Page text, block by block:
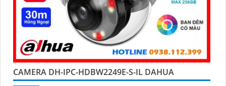
CAMERA DH-IPC-HDBW2249E-S-IL DAHUA